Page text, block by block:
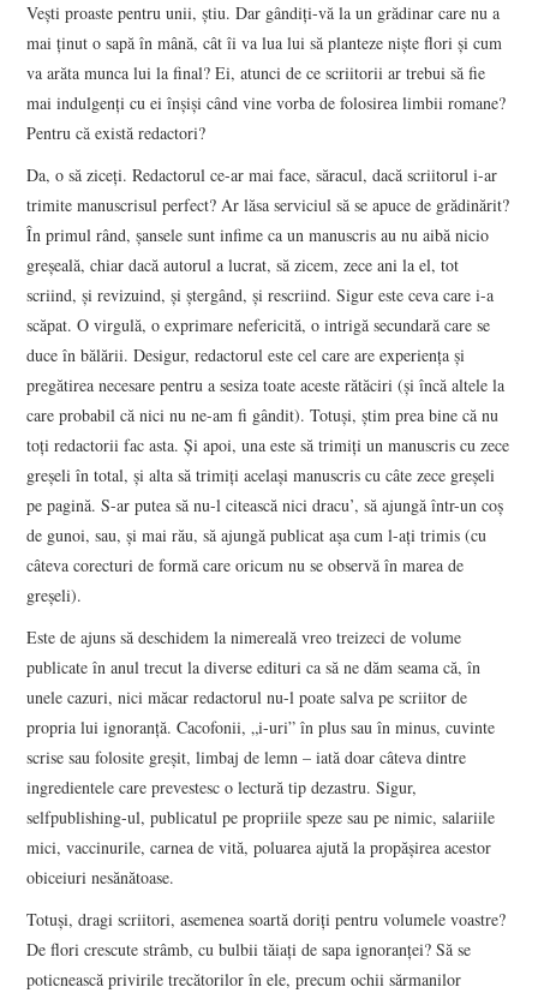
Vești proaste pentru unii, știu. Dar gândiți-vă la un grădinar care nu a
mai ținut o sapă în mână, cât îi va lua lui să planteze niște flori și cum
va arăta munca lui la final? Ei, atunci de ce scriitorii ar trebui să fie
mai indulgenți cu ei înșiși când vine vorba de folosirea limbii romane?
Pentru că există redactori?
Da, o să ziceți. Redactorul ce-ar mai face, săracul, dacă scriitorul i-ar
trimite manuscrisul perfect? Ar lăsa serviciul să se apuce de grădinărit?
În primul rând, șansele sunt infime ca un manuscris au nu aibă nicio
greșeală, chiar dacă autorul a lucrat, să zicem, zece ani la el, tot
scriind, și revizuind, și ștergând, și rescriind. Sigur este ceva care i-a
scăpat. O virgulă, o exprimare nefericită, o intrigă secundară care se
duce în bălării. Desigur, redactorul este cel care are experiența și
pregătirea necesare pentru a sesiza toate aceste rătăciri (și încă altele la
care probabil că nici nu ne-am fi gândit). Totuși, știm prea bine că nu
toți redactorii fac asta. Și apoi, una este să trimiți un manuscris cu zece
greșeli în total, și alta să trimiți același manuscris cu câte zece greșeli
pe pagină. S-ar putea să nu-l citească nici dracu’, să ajungă într-un coș
de gunoi, sau, și mai rău, să ajungă publicat așa cum l-ați trimis (cu
câteva corecturi de formă care oricum nu se observă în marea de
greșeli).
Este de ajuns să deschidem la nimereală vreo treizeci de volume
publicate în anul trecut la diverse edituri ca să ne dăm seama că, în
unele cazuri, nici măcar redactorul nu-l poate salva pe scriitor de
propria lui ignoranță. Cacofonii, „i-uri” în plus sau în minus, cuvinte
scrise sau folosite greșit, limbaj de lemn – iată doar câteva dintre
ingredientele care prevestesc o lectură tip dezastru. Sigur,
selfpublishing-ul, publicatul pe propriile speze sau pe nimic, salariile
mici, vaccinurile, carnea de vită, poluarea ajută la propășirea acestor
obiceiuri nesănătoase.
Totuși, dragi scriitori, asemenea soartă doriți pentru volumele voastre?
De flori crescute strâmb, cu bulbii tăiați de sapa ignoranței? Să se
poticnească privirile trecătorilor în ele, precum ochii sărmanilor